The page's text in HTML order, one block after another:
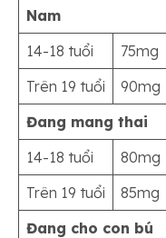
Nam
14-18 tuổi
75mg
Trên 19 tuổi
90mg
Đang mang thai
14-18 tuổi
80mg
Trên 19 tuổi
85mg
Đang cho con bú